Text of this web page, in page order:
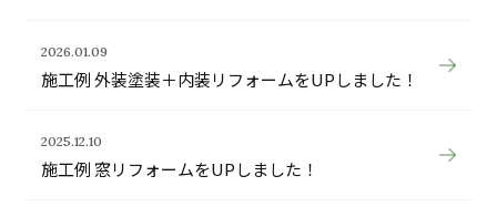
リフォームQ＆A
お問い合わせ
0748-22-4177
2026.01.09
施工例 外装塗装＋内装リフォームをUPしました！
2025.12.10
施工例 窓リフォームをUPしました！